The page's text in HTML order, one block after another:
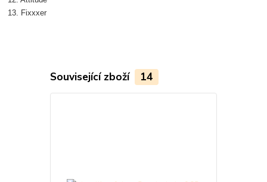
13. Fixxxer
Související zboží 14